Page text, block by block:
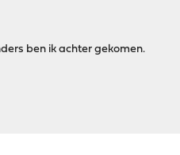
ben ik achter gekomen.